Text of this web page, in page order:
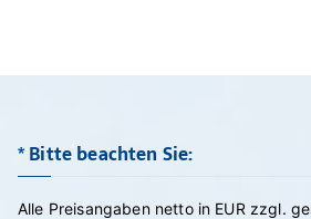
* Bitte beachten Sie:
Alle Preisangaben netto in EUR zzgl.